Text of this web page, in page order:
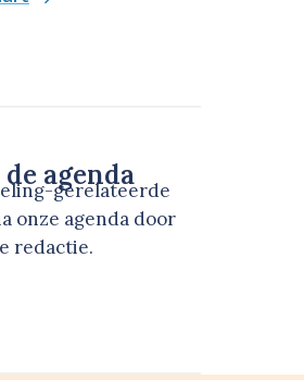
agenda
gerelateerde
onze agenda door
redactie.